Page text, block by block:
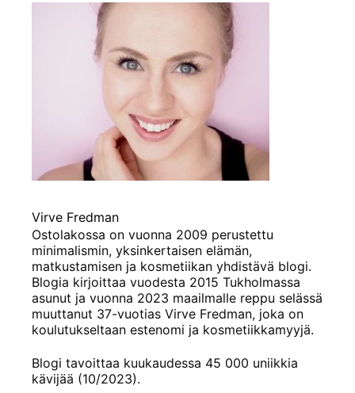
Virve Fredman
Ostolakossa on vuonna 2009 perustettu
minimalismin, yksinkertaisen elämän,
matkustamisen ja kosmetiikan yhdistävä blogi.
Blogia kirjoittaa vuodesta 2015 Tukholmassa
asunut ja vuonna 2023 maailmalle reppu selässä
muuttanut 37-vuotias Virve Fredman, joka on
koulutukseltaan estenomi ja kosmetiikkamyyjä.
Blogi tavoittaa kuukaudessa 45 000 uniikkia
kävijää (10/2023).